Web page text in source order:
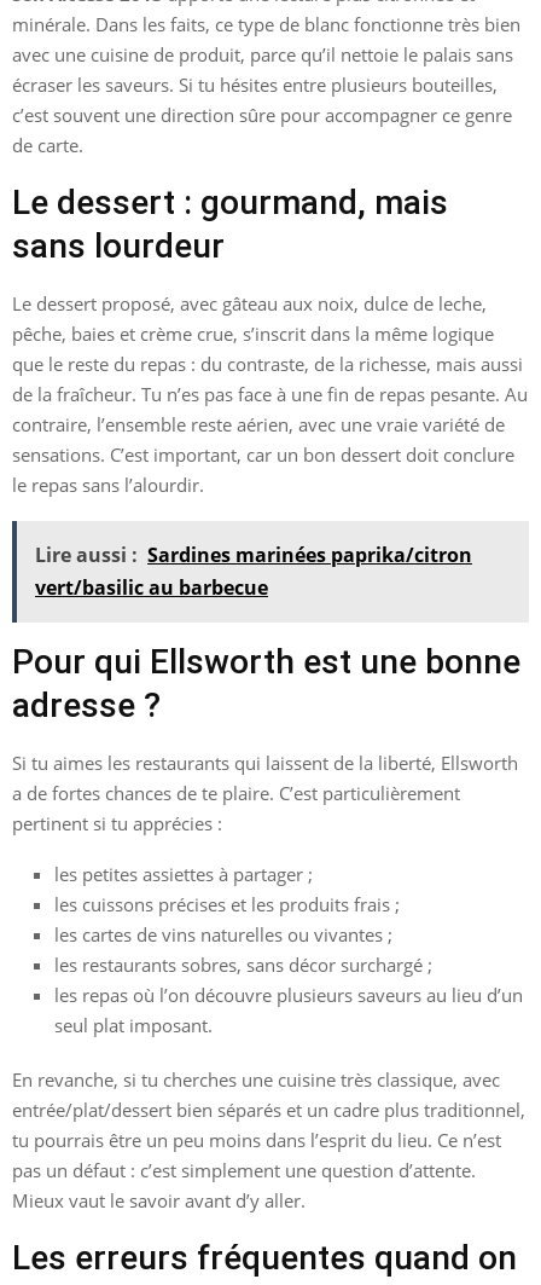
minérale. Dans les faits, ce type de blanc fonctionne très bien
avec une cuisine de produit, parce qu’il nettoie le palais sans
écraser les saveurs. Si tu hésites entre plusieurs bouteilles,
c’est souvent une direction sûre pour accompagner ce genre
de carte.
Le dessert : gourmand, mais
sans lourdeur
Le dessert proposé, avec gâteau aux noix, dulce de leche,
pêche, baies et crème crue, s’inscrit dans la même logique
que le reste du repas : du contraste, de la richesse, mais aussi
de la fraîcheur. Tu n’es pas face à une fin de repas pesante. Au
contraire, l’ensemble reste aérien, avec une vraie variété de
sensations. C’est important, car un bon dessert doit conclure
le repas sans l’alourdir.
Lire aussi : Sardines marinées paprika/citron
vert/basilic au barbecue
Pour qui Ellsworth est une bonne
adresse ?
Si tu aimes les restaurants qui laissent de la liberté, Ellsworth
a de fortes chances de te plaire. C’est particulièrement
pertinent si tu apprécies :
les petites assiettes à partager ;
les cuissons précises et les produits frais ;
les cartes de vins naturelles ou vivantes ;
les restaurants sobres, sans décor surchargé ;
les repas où l’on découvre plusieurs saveurs au lieu d’un
seul plat imposant.
En revanche, si tu cherches une cuisine très classique, avec
entrée/plat/dessert bien séparés et un cadre plus traditionnel,
tu pourrais être un peu moins dans l’esprit du lieu. Ce n’est
pas un défaut : c’est simplement une question d’attente.
Mieux vaut le savoir avant d’y aller.
Les erreurs fréquentes quand on